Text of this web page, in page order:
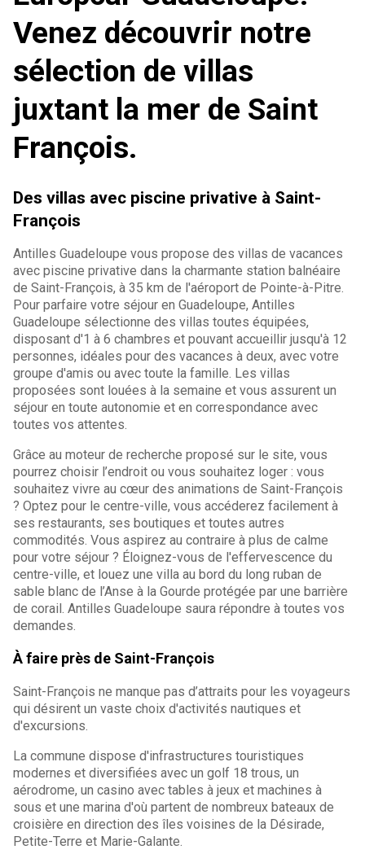
Venez découvrir notre
sélection de villas
juxtant la mer de Saint
François.
Des villas avec piscine privative à Saint-
François
Antilles Guadeloupe vous propose des villas de vacances
avec piscine privative dans la charmante station balnéaire
de Saint-François, à 35 km de l'aéroport de Pointe-à-Pitre.
Pour parfaire votre séjour en Guadeloupe, Antilles
Guadeloupe sélectionne des villas toutes équipées,
disposant d'1 à 6 chambres et pouvant accueillir jusqu'à 12
personnes, idéales pour des vacances à deux, avec votre
groupe d'amis ou avec toute la famille. Les villas
proposées sont louées à la semaine et vous assurent un
séjour en toute autonomie et en correspondance avec
toutes vos attentes.
Grâce au moteur de recherche proposé sur le site, vous
pourrez choisir l’endroit ou vous souhaitez loger : vous
souhaitez vivre au cœur des animations de Saint-François
? Optez pour le centre-ville, vous accéderez facilement à
ses restaurants, ses boutiques et toutes autres
commodités. Vous aspirez au contraire à plus de calme
pour votre séjour ? Éloignez-vous de l'effervescence du
centre-ville, et louez une villa au bord du long ruban de
sable blanc de l’Anse à la Gourde protégée par une barrière
de corail. Antilles Guadeloupe saura répondre à toutes vos
demandes.
À faire près de Saint-François
Saint-François ne manque pas d’attraits pour les voyageurs
qui désirent un vaste choix d'activités nautiques et
d'excursions.
La commune dispose d'infrastructures touristiques
modernes et diversifiées avec un golf 18 trous, un
aérodrome, un casino avec tables à jeux et machines à
sous et une marina d'où partent de nombreux bateaux de
croisière en direction des îles voisines de la Désirade,
Petite-Terre et Marie-Galante.